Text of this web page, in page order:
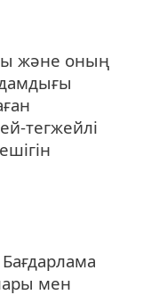
және оның
тегжейлі
мен